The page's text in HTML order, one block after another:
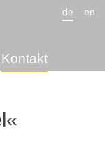
Kontakt
de en